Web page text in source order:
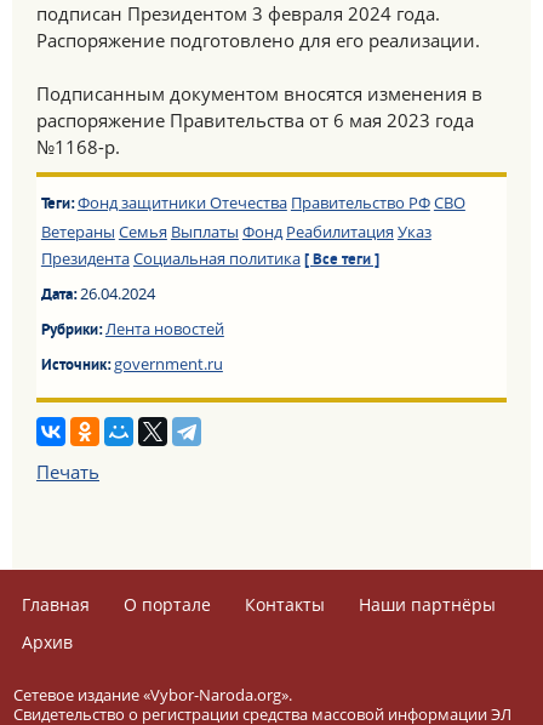
подписан Президентом 3 февраля 2024 года.
Распоряжение подготовлено для его реализации.
Подписанным документом вносятся изменения в
распоряжение Правительства от 6 мая 2023 года
№1168-р.
Теги:Фонд защитники Отечества Правительство РФСВО
Ветераны Семья Выплаты Фонд Реабилитация Указ
ПрезидентаСоциальная политика [ Все теги ]
Дата:26.04.2024
Рубрики:Лента новостей
Источник:government.ru
Печать
Главная О портале Контакты
Наши партнёры
Архив
Сетевое издание «Vybor-Naroda.org».
Свидетельство о регистрации средства массовой информации ЭЛ